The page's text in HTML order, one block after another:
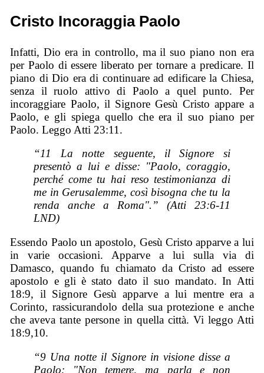
Cristo Incoraggia Paolo
Infatti, Dio era in controllo, ma il suo piano non era
per Paolo di essere liberato per tornare a predicare. Il
piano di Dio era di continuare ad edificare la Chiesa,
senza il ruolo attivo di Paolo a quel punto. Per
incoraggiare Paolo, il Signore Gesù Cristo appare a
Paolo, e gli spiega quello che era il suo piano per
Paolo. Leggo Atti 23:11.
“11 La notte seguente, il Signore si
presentò a lui e disse: "Paolo, coraggio,
perché come tu hai reso testimonianza di
me in Gerusalemme, così bisogna che tu la
renda anche a Roma".” (Atti 23:6-11
LND)
Essendo Paolo un apostolo, Gesù Cristo apparve a lui
in varie occasioni. Apparve a lui sulla via di
Damasco, quando fu chiamato da Cristo ad essere
apostolo e gli è stato dato il suo mandato. In Atti
18:9, il Signore Gesù apparve a lui mentre era a
Corinto, rassicurandolo della sua protezione e anche
che aveva tante persone in quella città. Vi leggo Atti
18:9,10.
“9 Una notte il Signore in visione disse a
Paolo: "Non temere, ma parla e non